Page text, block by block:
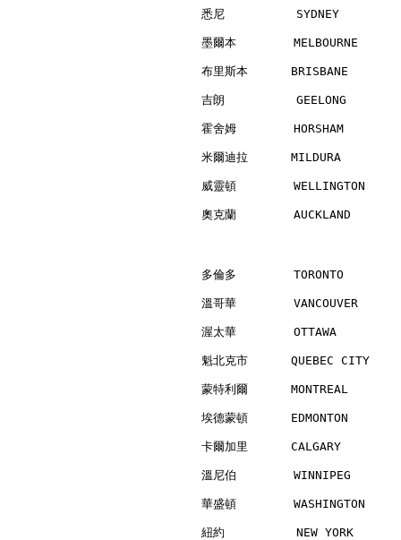
悉尼          SYDNEY
墨爾本        MELBOURNE
布里斯本      BRISBANE
吉朗          GEELONG
霍舍姆        HORSHAM
米爾迪拉      MILDURA
威靈頓
奧克蘭        AUCKLAND
多倫多        TORONTO
溫哥華
渥太華        OTTAWA
魁北克市      QUEBEC
蒙特利爾      MONTREAL
埃德蒙頓      EDMONTON
卡爾加里      CALGARY
溫尼伯        WINNIPEG
華盛頓
紐約          NEW YORK